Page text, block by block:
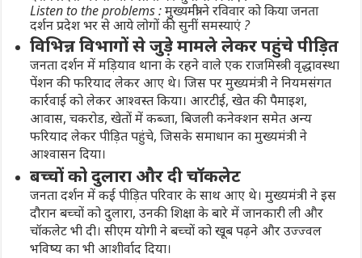
Listen to the problems : मुख्यमंत्री ने रविवार को किया जनता
दर्शन प्रदेश भर से आये लोगों की सुनीं समस्याएं ?
विभिन्न विभागों से जुड़े मामले लेकर पहुंचे पीड़ित
जनता दर्शन में मड़ियाव थाना के रहने वाले एक राजमिस्त्री वृद्धावस्था
पेंशन की फरियाद लेकर आए थे। जिस पर मुख्यमंत्री ने नियमसंगत
कार्रवाई को लेकर आश्वस्त किया। आरटीई, खेत की पैमाइश,
आवास, चकरोड, खेतों में कब्जा, बिजली कनेक्शन समेत अन्य
फरियाद लेकर पीड़ित पहुंचे, जिसके समाधान का मुख्यमंत्री ने
आश्वासन दिया।
बच्चों को दुलारा और दी चॉकलेट
जनता दर्शन में कई पीड़ित परिवार के साथ आए थे। मुख्यमंत्री ने इस
दौरान बच्चों को दुलारा, उनकी शिक्षा के बारे में जानकारी ली और
चॉकलेट भी दी। सीएम योगी ने बच्चों को खूब पढ़ने और उज्ज्वल
भविष्य का भी आशीर्वाद दिया।